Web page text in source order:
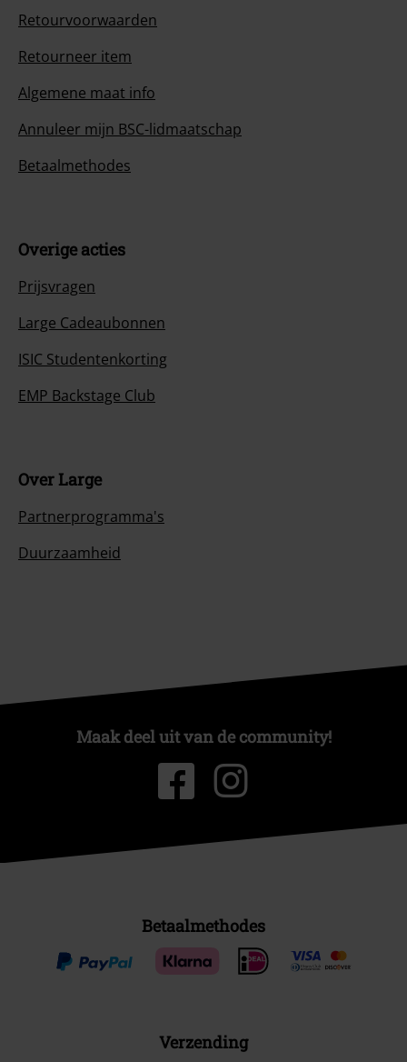
Retourvoorwaarden
Retourneer item
Algemene maat info
Annuleer mijn BSC-lidmaatschap
Betaalmethodes
Overige acties
Prijsvragen
Large Cadeaubonnen
ISIC Studentenkorting
EMP Backstage Club
Over Large
Partnerprogramma's
Duurzaamheid
Maak deel uit van de community!
Betaalmethodes
Verzending